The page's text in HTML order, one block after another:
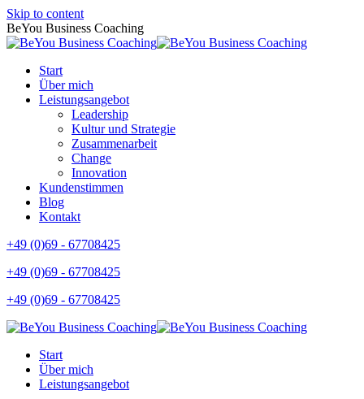
Skip to content
BeYou Business Coaching
Start
Über mich
Leistungsangebot
Leadership
Kultur und Strategie
Zusammenarbeit
Change
Innovation
Kundenstimmen
Blog
Kontakt
+49 (0)69 - 67708425
+49 (0)69 - 67708425
+49 (0)69 - 67708425
Start
Über mich
Leistungsangebot